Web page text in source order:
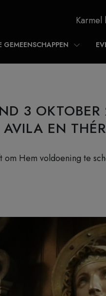
Karmel
GEMEENSCHAPPEN
3
EN
om Hem voldoening te